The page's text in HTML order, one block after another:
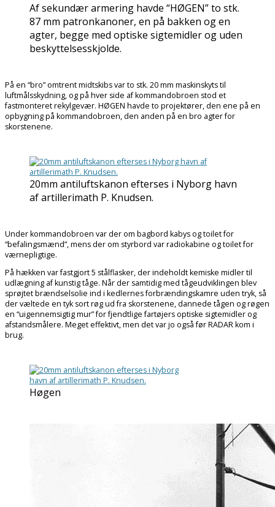
Af sekundær armering havde “HØGEN” to stk.
87 mm patronkanoner, en på bakken og en
agter, begge med optiske sigtemidler og uden
beskyttelsesskjolde.
På en “bro” omtrent midtskibs var to stk. 20 mm maskinskyts til
luftmålsskydning, og på hver side af kommandobroen stod et
fastmonteret rekylgevær. HØGEN havde to projektører, den ene på en
opbygning på kommandobroen, den anden på en bro agter for
skorstenene.
20mm antiluftskanon efterses i Nyborg havn
af artillerimath P. Knudsen.
Under kommandobroen var der om bagbord kabys og toilet for
“befalingsmænd”, mens der om styrbord var radiokabine og toilet for
værnepligtige.
På hækken var fastgjort 5 stålflasker, der indeholdt kemiske midler til
udlægning af kunstig tåge. Når der samtidig med tågeudviklingen blev
sprøjtet brændselsolie ind i kedlernes forbrændingskamre uden tryk, så
der væltede en tyk sort røg ud fra skorstenene, dannede tågen og røgen
en “uigennemsigtig mur” for fjendtlige fartøjers optiske sigtemidler og
afstandsmålere. Meget effektivt, men det var jo også før RADAR kom i
brug.
Høgen